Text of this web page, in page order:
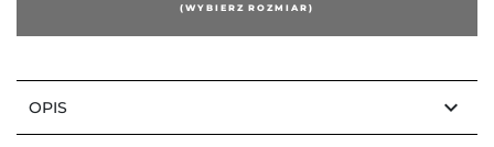
(WYBIERZ ROZMIAR)
OPIS keyboard_arrow_down